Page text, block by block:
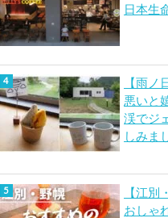
日本生
【雨ノ
悪いと
渓でジ
しみま
【江別
おしゃ